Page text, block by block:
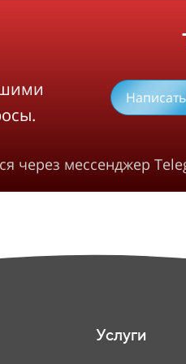
через мессенджер
Услуги